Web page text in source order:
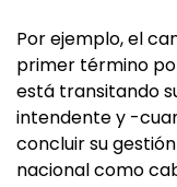
Por ejemplo, el
primer término
está transitando
intendente y -
concluir su
nacional como